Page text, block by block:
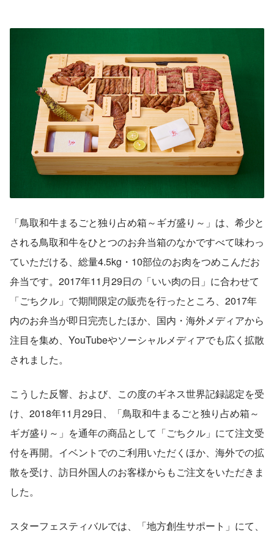
「鳥取和牛まるごと独り占め箱～ギガ盛り～」は、希少と
される鳥取和牛をひとつのお弁当箱のなかですべて味わっ
ていただける、総量4.5kg・10部位のお肉をつめこんだお
弁当です。2017年11月29日の「いい肉の日」に合わせて
「ごちクル」で期間限定の販売を行ったところ、2017年
内のお弁当が即日完売したほか、国内・海外メディアから
注目を集め、YouTubeやソーシャルメディアでも広く拡散
されました。
こうした反響、および、この度のギネス世界記録認定を受
け、2018年11月29日、「鳥取和牛まるごと独り占め箱～
ギガ盛り～」を通年の商品として「ごちクル」にて注文受
付を再開。イベントでのご利用いただくほか、海外での拡
散を受け、訪日外国人のお客様からもご注文をいただきま
した。
スターフェスティバルでは、「地方創生サポート」にて、